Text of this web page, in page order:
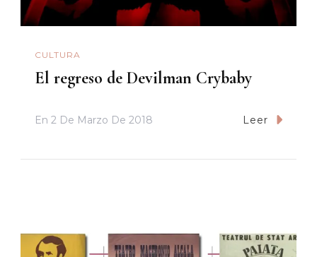
CULTURA
El regreso de Devilman Crybaby
En 2 De Marzo De 2018 Leer